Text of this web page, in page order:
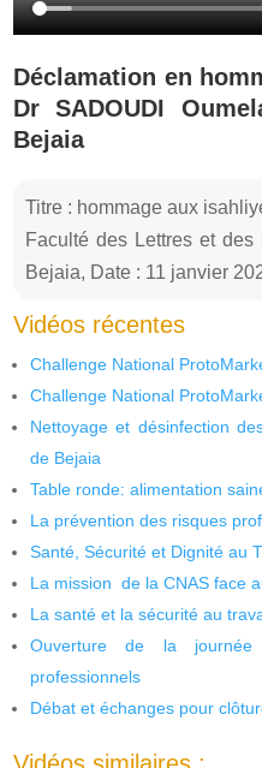
Déclamation en
Dr SADOUDI
Bejaia
Titre : hommage aux
Faculté des Lettres et
Bejaia, Date : 11 janvier
Vidéos récentes
Challenge National
Challenge National
Nettoyage et désinfection
de Bejaia
Table ronde: alimentation
La prévention des risques
Santé, Sécurité et Dignité au
La mission de la CNAS face
La santé et la sécurité au
Ouverture de la journée
professionnels
Débat et échanges pour